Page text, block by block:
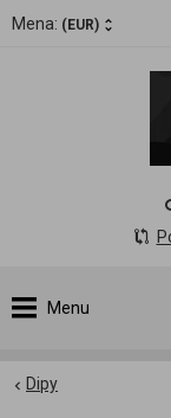
Mena: (EUR)
Menu
Dipy